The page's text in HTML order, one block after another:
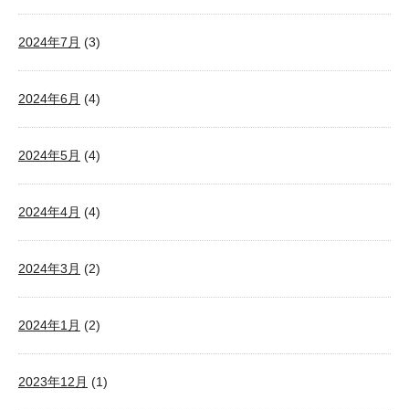
2024年7月 (3)
2024年6月 (4)
2024年5月 (4)
2024年4月 (4)
2024年3月 (2)
2024年1月 (2)
2023年12月 (1)